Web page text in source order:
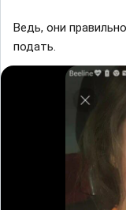
Ведь, они
подать.